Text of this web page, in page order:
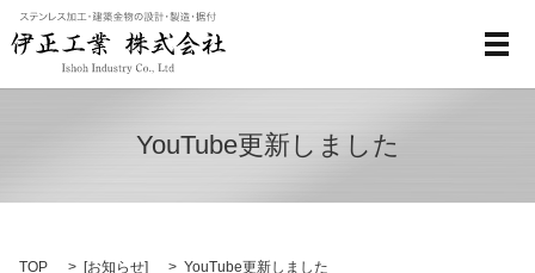
メ
YouTube更新しました
TOP [お知らせ] YouTube更新しました